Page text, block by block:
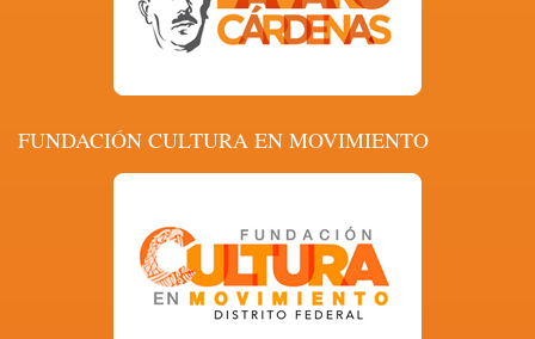
FUNDACIÓN CULTURA EN MOVIMIENTO